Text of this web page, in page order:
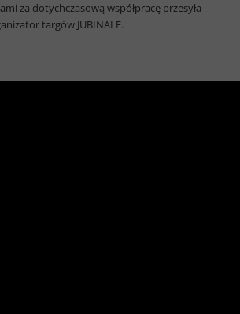
za dotychczasową współpracę przesyła
targów JUBINALE.